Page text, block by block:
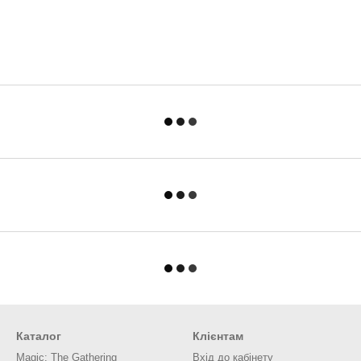
Каталог
Magic: The Gathering
Клієнтам
Вхід до кабінету